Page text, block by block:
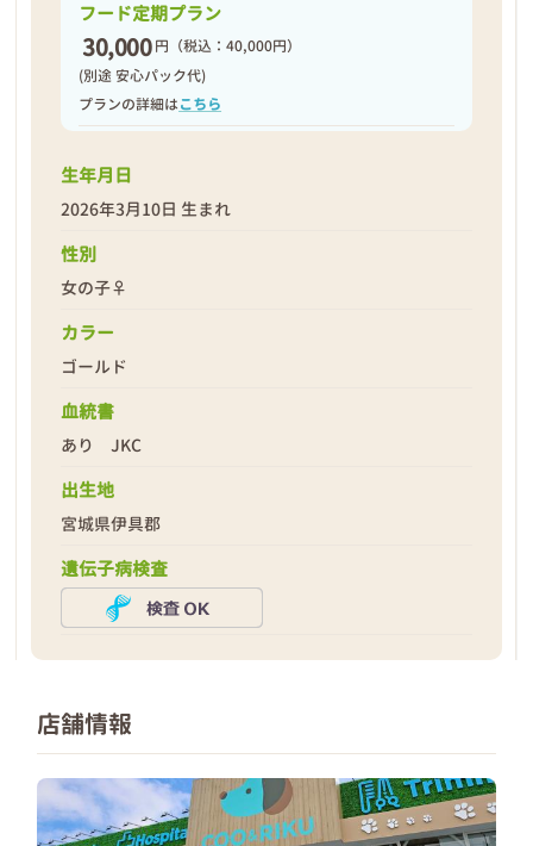
❮
フード定期プラン
30,000 円 （税込：40,000円）
(別途 安心パック代)
プランの詳細はこちら
生年月日
2026年3月10日 生まれ
性別
女の子♀
カラー
ゴールド
血統書
あり JKC
出生地
宮城県伊具郡
遺伝子病検査
店舗情報